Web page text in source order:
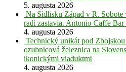
5. augusta 2026
Na Sídlisku Západ v R.
radi zastavia. Antonio Caffe
4. augusta 2026
Technický unikát pod Zbojskou
ozubnicová železnica na
ikonickými viaduktmi
4. augusta 2026